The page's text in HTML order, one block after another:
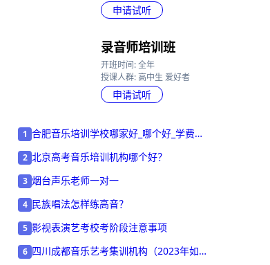
申请试听
录音师培训班
开班时间: 全年
授课人群: 高中生 爱好者
申请试听
1 合肥音乐培训学校哪家好_哪个好_学费多
2 北京高考音乐培训机构哪个好？
3 烟台声乐老师一对一
4 民族唱法怎样练高音？
5 影视表演艺考校考阶段注意事项
6 四川成都音乐艺考集训机构（2023年如何